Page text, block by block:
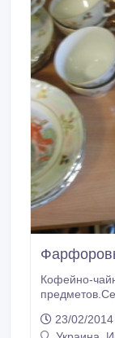
Кофейно-
23/02/2014